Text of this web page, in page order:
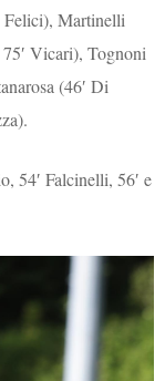
Felici), Martinelli
Vicari), Tognoni
(46′ Di
54′ Falcinelli, 56′ e